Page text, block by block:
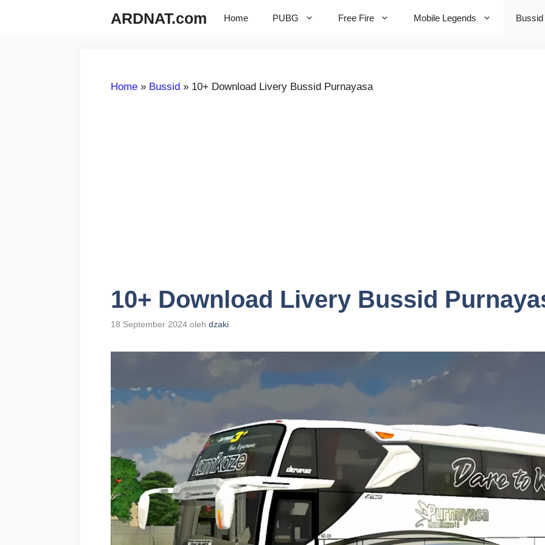
ARDNAT.com Home PUBG Free Fire Mobile Legends Bussid
Home » Bussid » 10+ Download Livery Bussid Purnayasa
10+ Download Livery Bussid
18 September 2024 oleh dzaki